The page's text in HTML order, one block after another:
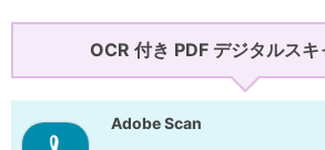
OCR 付き PDF デジタルスキ
Adobe Scan